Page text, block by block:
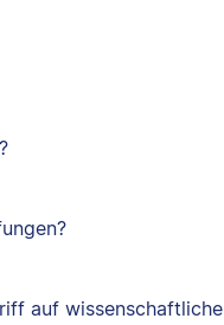
auf wissenschaftliche